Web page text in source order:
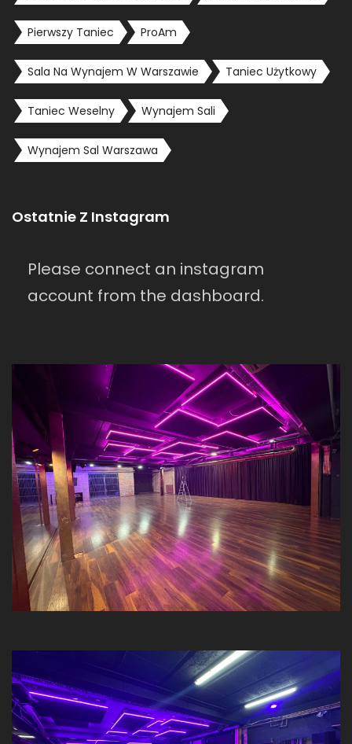
Pierwszy Taniec ProAm
Sala Na Wynajem W Warszawie Taniec Użytkowy
Taniec Weselny Wynajem Sali
Wynajem Sal Warszawa
Ostatnie Z Instagram
Please connect an instagram
account from the dashboard.